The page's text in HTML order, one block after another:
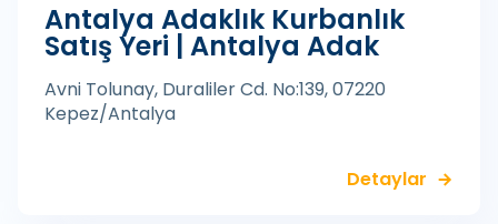
Antalya Adaklık Kurbanlık
Satış Yeri | Antalya Adak
Avni Tolunay, Duraliler Cd. No:139, 07220
Kepez/Antalya
Detaylar